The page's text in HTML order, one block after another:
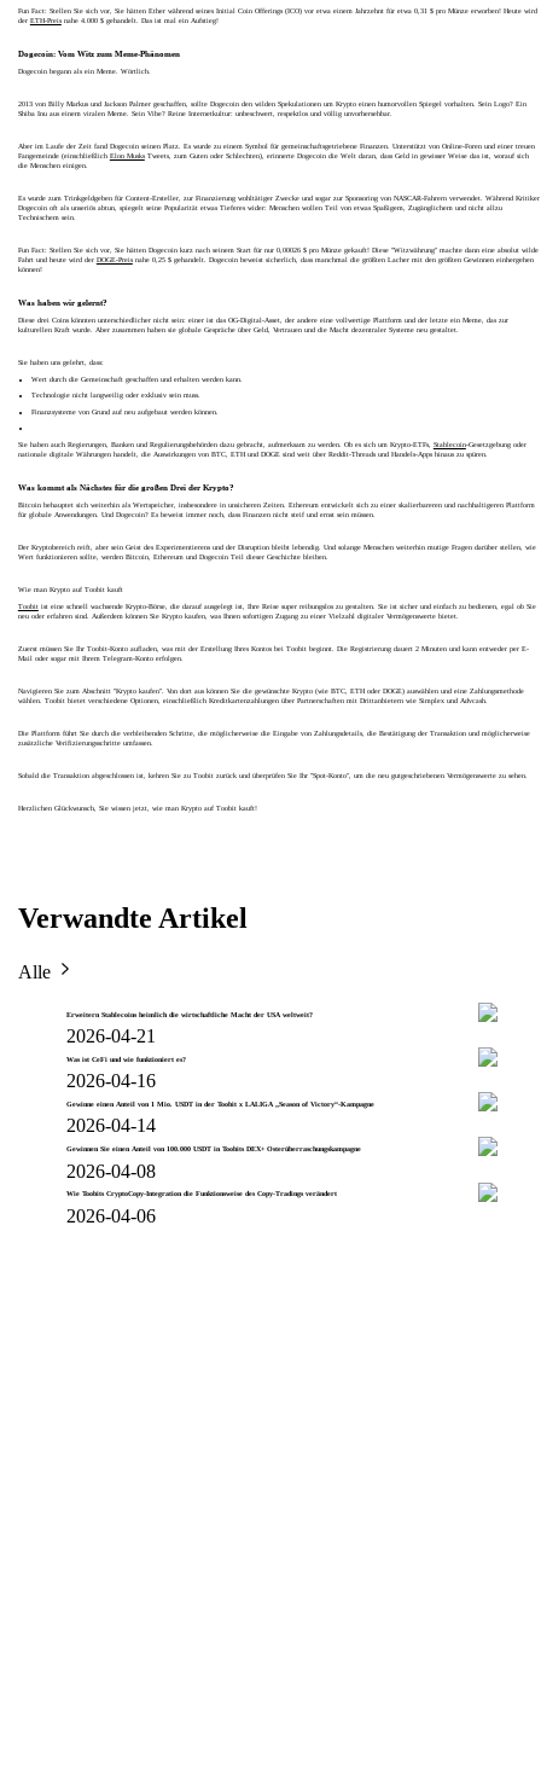
Fun Fact: Stellen Sie sich vor, Sie hätten Ether während seines Initial Coin Offerings (ICO) vor etwa einem Jahrzehnt für etwa 0,31 $ pro Münze erworben! Heute wird
der ETH-Preisnahe 4.000 $ gehandelt. Das ist mal ein Aufstieg!
Dogecoin: Vom Witz zum Meme-Phänomen
Dogecoin begann als ein Meme. Wörtlich.
2013 von Billy Markus und Jackson Palmer geschaffen, sollte Dogecoin den wilden Spekulationen um Krypto einen humorvollen Spiegel vorhalten. Sein Logo? Ein
Shiba Inu aus einem viralen Meme. Sein Vibe? Reine Internetkultur: unbeschwert, respektlos und völlig unvorhersehbar.
Aber im Laufe der Zeit fand Dogecoin seinen Platz. Es wurde zu einem Symbol für gemeinschaftsgetriebene Finanzen. Unterstützt von Online-Foren und einer treuen
Fangemeinde (einschließlich Elon MusksTweets, zum Guten oder Schlechten), erinnerte Dogecoin die Welt daran, dass Geld in gewisser Weise das ist, worauf sich
die Menschen einigen.
Es wurde zum Trinkgeldgeben für Content-Ersteller, zur Finanzierung wohltätiger Zwecke und sogar zur Sponsoring von NASCAR-Fahrern verwendet. Während Kritiker
Dogecoin oft als unseriös abtun, spiegelt seine Popularität etwas Tieferes wider: Menschen wollen Teil von etwas Spaßigem, Zugänglichem und nicht allzu
Technischem sein.
Fun Fact: Stellen Sie sich vor, Sie hätten Dogecoin kurz nach seinem Start für nur 0,00026 $ pro Münze gekauft! Diese "Witzwährung" machte dann eine absolut wilde
Fahrt und heute wird der DOGE-Preisnahe 0,25 $ gehandelt. Dogecoin beweist sicherlich, dass manchmal die größten Lacher mit den größten Gewinnen einhergehen
können!
Was haben wir gelernt?
Diese drei Coins könnten unterschiedlicher nicht sein: einer ist das OG-Digital-Asset, der andere eine vollwertige Plattform und der letzte ein Meme, das zur
kulturellen Kraft wurde. Aber zusammen haben sie globale Gespräche über Geld, Vertrauen und die Macht dezentraler Systeme neu gestaltet.
Sie haben uns gelehrt, dass:
Wert durch die Gemeinschaft geschaffen und erhalten werden kann.
Technologie nicht langweilig oder exklusiv sein muss.
Finanzsysteme von Grund auf neu aufgebaut werden können.
Sie haben auch Regierungen, Banken und Regulierungsbehörden dazu gebracht, aufmerksam zu werden. Ob es sich um Krypto-ETFs, Stablecoin-Gesetzgebung oder
nationale digitale Währungen handelt, die Auswirkungen von BTC, ETH und DOGE sind weit über Reddit-Threads und Handels-Apps hinaus zu spüren.
Was kommt als Nächstes für die großen Drei der Krypto?
Bitcoin behauptet sich weiterhin als Wertspeicher, insbesondere in unsicheren Zeiten. Ethereum entwickelt sich zu einer skalierbareren und nachhaltigeren Plattform
für globale Anwendungen. Und Dogecoin? Es beweist immer noch, dass Finanzen nicht steif und ernst sein müssen.
Der Kryptobereich reift, aber sein Geist des Experimentierens und der Disruption bleibt lebendig. Und solange Menschen weiterhin mutige Fragen darüber stellen, wie
Wert funktionieren sollte, werden Bitcoin, Ethereum und Dogecoin Teil dieser Geschichte bleiben.
Wie man Krypto auf Toobit kauft
Toobitist eine schnell wachsende Krypto-Börse, die darauf ausgelegt ist, Ihre Reise super reibungslos zu gestalten. Sie ist sicher und einfach zu bedienen, egal ob Sie
neu oder erfahren sind. Außerdem können Sie Krypto kaufen, was Ihnen sofortigen Zugang zu einer Vielzahl digitaler Vermögenswerte bietet.
Zuerst müssen Sie Ihr Toobit-Konto aufladen, was mit der Erstellung Ihres Kontos bei Toobit beginnt. Die Registrierung dauert 2 Minuten und kann entweder per E-
Mail oder sogar mit Ihrem Telegram-Konto erfolgen.
Navigieren Sie zum Abschnitt "Krypto kaufen". Von dort aus können Sie die gewünschte Krypto (wie BTC, ETH oder DOGE) auswählen und eine Zahlungsmethode
wählen. Toobit bietet verschiedene Optionen, einschließlich Kreditkartenzahlungen über Partnerschaften mit Drittanbietern wie Simplex und Advcash.
Die Plattform führt Sie durch die verbleibenden Schritte, die möglicherweise die Eingabe von Zahlungsdetails, die Bestätigung der Transaktion und möglicherweise
zusätzliche Verifizierungsschritte umfassen.
Sobald die Transaktion abgeschlossen ist, kehren Sie zu Toobit zurück und überprüfen Sie Ihr "Spot-Konto", um die neu gutgeschriebenen Vermögenswerte zu sehen.
Herzlichen Glückwunsch, Sie wissen jetzt, wie man Krypto auf Toobit kauft!
Verwandte Artikel
Alle
Erweitern Stablecoins heimlich die wirtschaftliche Macht der USA weltweit?
2026-04-21
Was ist CeFi und wie funktioniert es?
2026-04-16
Gewinne einen Anteil von 1 Mio. USDT in der Toobit x LALIGA „Season of Victory“-Kampagne
2026-04-14
Gewinnen Sie einen Anteil von 100.000 USDT in Toobits DEX+ Osterüberraschungskampagne
2026-04-08
Wie Toobits CryptoCopy-Integration die Funktionsweise des Copy-Tradings verändert
2026-04-06